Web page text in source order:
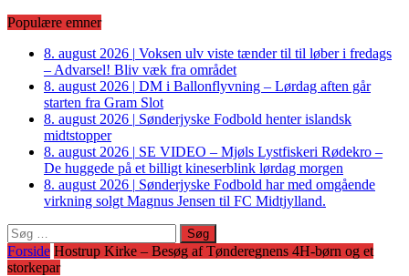
Populære emner
8. august 2026 | Voksen ulv viste tænder til til løber i fredags
– Advarsel! Bliv væk fra området
8. august 2026 | DM i Ballonflyvning – Lørdag aften går
starten fra Gram Slot
8. august 2026 | Sønderjyske Fodbold henter islandsk
midtstopper
8. august 2026 | SE VIDEO – Mjøls Lystfiskeri Rødekro –
De huggede på et billigt kineserblink lørdag morgen
8. august 2026 | Sønderjyske Fodbold har med omgående
virkning solgt Magnus Jensen til FC Midtjylland.
Søg
efter:
Forside Hostrup Kirke – Besøg af Tønderegnens 4H-børn og et
storkepar